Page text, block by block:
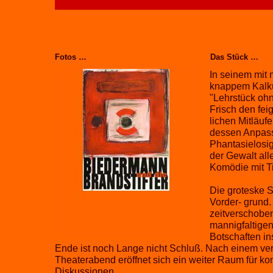
Fotos … Das Stück …
In seinem mit
knappem
"Lehrstück
Frisch den
lichen
dessen
der Gewalt
Komödie mit
Die groteske
Vorder-
Botschaften
Ende ist noch Lange nicht Schluß. Nach einem
Theaterabend eröffnet sich ein weiter Raum für